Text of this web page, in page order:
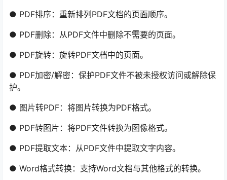
● PDF排序：重新排列PDF文档的页面顺序。
● PDF删除：从PDF文件中删除不需要的页面。
● PDF旋转：旋转PDF文档中的页面。
● PDF加密/解密：保护PDF文件不被未授权访问或解除保
护。
● 图片转PDF：将图片转换为PDF格式。
● PDF转图片：将PDF文件转换为图像格式。
● PDF提取文本：从PDF文件中提取文字内容。
● Word格式转换：支持Word文档与其他格式的转换。